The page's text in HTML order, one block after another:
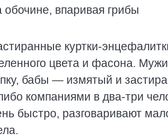
впаривая грибы
куртки-
цвета и фасона.
бабы — измятый и
компаниями в два-три
быстро, разговаривают